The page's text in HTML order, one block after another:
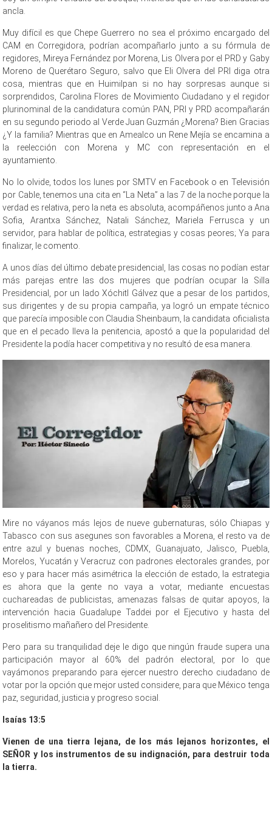
ancla.
Muy difícil es que Chepe Guerrero no sea el próximo encargado del
CAM en Corregidora, podrían acompañarlo junto a su fórmula de
regidores, Mireya Fernández por Morena, Lis Olvera por el PRD y Gaby
Moreno de Querétaro Seguro, salvo que Eli Olvera del PRI diga otra
cosa, mientras que en Huimilpan si no hay sorpresas aunque si
sorprendidos, Carolina Flores de Movimiento Ciudadano y el regidor
plurinominal de la candidatura común PAN, PRI y PRD acompañarán
en su segundo periodo al Verde Juan Guzmán ¿Morena? Bien Gracias
¿Y la familia? Mientras que en Amealco un Rene Mejía se encamina a
la reelección con Morena y MC con representación en el
ayuntamiento.
No lo olvide, todos los lunes por SMTV en Facebook o en Televisión
por Cable, tenemos una cita en “La Neta” a las 7 de la noche porque la
verdad es relativa, pero la neta es absoluta, acompáñenos junto a Ana
Sofia, Arantxa Sánchez, Natali Sánchez, Mariela Ferrusca y un
servidor, para hablar de política, estrategias y cosas peores; Ya para
finalizar, le comento.
A unos días del último debate presidencial, las cosas no podían estar
más parejas entre las dos mujeres que podrían ocupar la Silla
Presidencial, por un lado Xóchitl Gálvez que a pesar de los partidos,
sus dirigentes y de su propia campaña, ya logró un empate técnico
que parecía imposible con Claudia Sheinbaum, la candidata oficialista
que en el pecado lleva la penitencia, apostó a que la popularidad del
Presidente la podía hacer competitiva y no resultó de esa manera.
Mire no váyanos más lejos de nueve gubernaturas, sólo Chiapas y
Tabasco con sus asegunes son favorables a Morena, el resto va de
entre azul y buenas noches, CDMX, Guanajuato, Jalisco, Puebla,
Morelos, Yucatán y Veracruz con padrones electorales grandes, por
eso y para hacer más asimétrica la elección de estado, la estrategia
es ahora que la gente no vaya a votar, mediante encuestas
cuchareadas de publicistas, amenazas falsas de quitar apoyos, la
intervención hacia Guadalupe Taddei por el Ejecutivo y hasta del
proselitismo mañañero del Presidente.
Pero para su tranquilidad deje le digo que ningún fraude supera una
participación mayor al 60% del padrón electoral, por lo que
vayámonos preparando para ejercer nuestro derecho ciudadano de
votar por la opción que mejor usted considere, para que México tenga
paz, seguridad, justicia y progreso social.
Isaías 13:5
Vienen de una tierra lejana, de los más lejanos horizontes, el
SEÑOR y los instrumentos de su indignación, para destruir toda
la tierra.